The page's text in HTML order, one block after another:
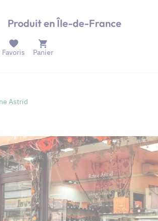
Produit en Île-de-France
Panier
Favoris
Astrid